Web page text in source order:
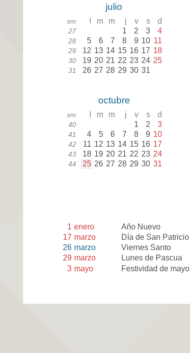
julio
sm m m j v s d
27 1 2 3 4
28 5 6 7 8 9 10 11
29 12 13 14 15 16 17 18
30 19 20 21 22 23 24 25
31 26 27 28 29 30 31
octubre
sm m m j v s d
40 1 2 3
41 4 5 6 7 8 9 10
42 11 12 13 14 15 16 17
43 18 19 20 21 22 23 24
44 25 26 27 28 29 30 31
1 enero
Año Nuevo
17 marzo
Día de San Patricio
26 marzo
Viernes Santo
29 marzo
Lunes de Pascua
3 mayo Festividad de mayo